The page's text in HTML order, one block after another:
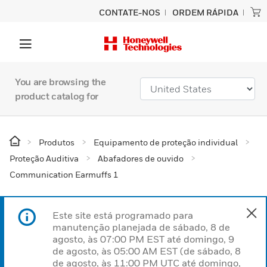
CONTATE-NOS ORDEM RÁPIDA
You are browsing the
product catalog for
Produtos
Equipamento de proteção individual
Proteção Auditiva
Abafadores de ouvido
Communication Earmuffs 1
Este site está programado para
manutenção planejada de sábado, 8 de
agosto, às 07:00 PM EST até domingo, 9
de agosto, às 05:00 AM EST (de sábado, 8
de agosto, às 11:00 PM UTC até domingo,